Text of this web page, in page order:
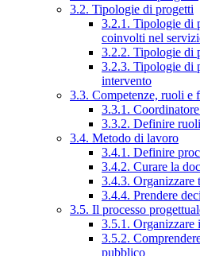
3.2. Tipologie di progetti
3.2.1. Tipologie di
coinvolti nel
3.2.2. Tipologie di
3.2.3. Tipologie di
intervento
3.3. Competenze, ruoli e
3.3.1.
3.3.2. Definire
3.4. Metodo di lavoro
3.4.1. Definire
3.4.2. Curare la
3.4.3.
3.4.4. Prendere
3.5. Il processo
3.5.1. Organizzare
3.5.2.
pubblico